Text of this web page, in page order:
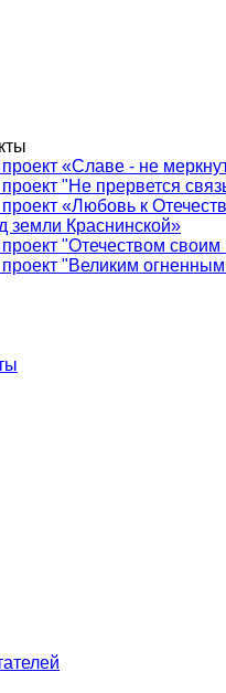
«Славе - не
"Не прервется
«Любовь к
земли Краснинской»
"Отечеством своим
"Великим